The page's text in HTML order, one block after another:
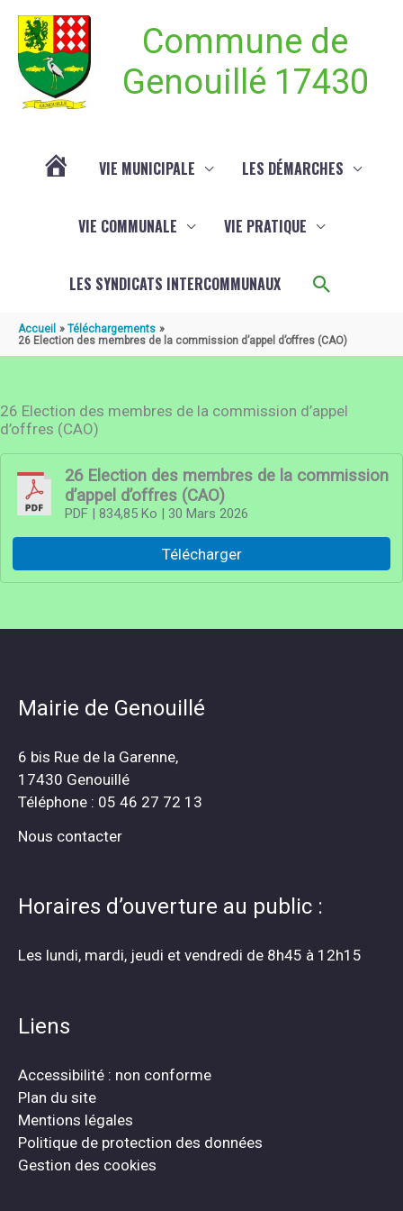
Commune de
Genouillé 17430
VIE MUNICIPALE LES DÉMARCHES
VIE COMMUNALE VIE PRATIQUE
LES SYNDICATS INTERCOMMUNAUX
Accueil
Téléchargements
26 Election des membres de la commission d’appel d’offres (CAO)
26 Election des membres de la commission d’appel
d’offres (CAO)
26 Election des membres de la commission
d’appel d’offres (CAO)
PDF| 834,85 Ko | 30 Mars 2026
Télécharger
Mairie de Genouillé
6 bis Rue de la Garenne,
17430 Genouillé
Téléphone : 05 46 27 72 13
Nous contacter
Horaires d’ouverture au public :
Les lundi, mardi, jeudi et vendredi de 8h45 à 12h15
Liens
Accessibilité : non conforme
Plan du site
Mentions légales
Politique de protection des données
Gestion des cookies